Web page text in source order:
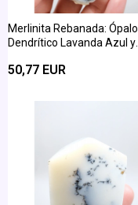
Merlinita Rebanada: Ópalo
Dendrítico Lavanda Azul y
50,77 EUR